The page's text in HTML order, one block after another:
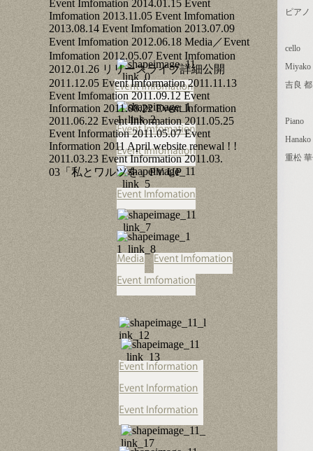
ピア
cello
Miyako
吉良 都
Piano
Hanako
重松